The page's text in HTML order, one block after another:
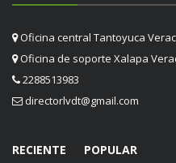
Oficina central Tantoyuca
Oficina de soporte Xalapa
2288513983
directorlvdt@gmail.com
RECIENTE POPULAR